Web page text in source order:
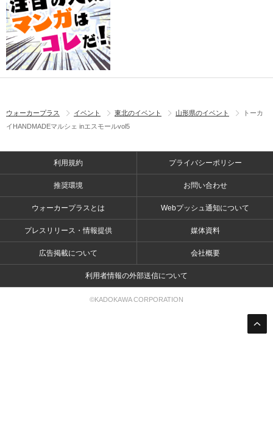
ウォーカープラス イベント 東北のイベント 山形県のイベント
トーカ
イHANDMADEマルシェ inエスモールvol5
利用規約 プライバシーポリシー
推奨環境 お問い合わせ
ウォーカープラスとは Webプッシュ通知について
プレスリリース・情報提供 媒体資料
広告掲載について 会社概要
利用者情報の外部送信について
©KADOKAWA CORPORATION